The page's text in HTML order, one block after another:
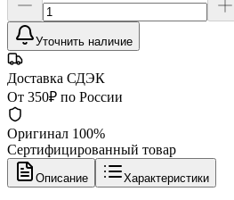
Уточнить наличие
Доставка СДЭК
От 350₽ по России
Оригинал 100%
Сертифицированный товар
Описание Характеристики